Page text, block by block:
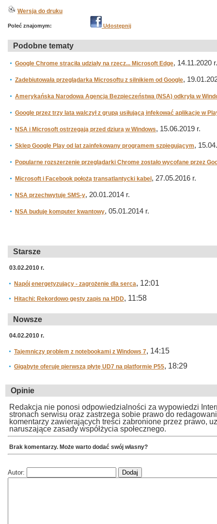
Wersja do druku
Poleć znajomym: Udostępnij
Podobne tematy
Google Chrome straciła udziały na rzecz... Microsoft Edge, 14.11.2020 r.
Zadebiutowała przeglądarka Microsoftu z silnikiem od Google,
Amerykańska Narodowa Agencja Bezpieczeństwa (NSA) odkryła w
Google przez trzy lata walczył z grupą usiłującą infekować aplikacje w
NSA i Microsoft ostrzegają przed dziurą w Windows, 15.06.2019 r.
Sklep Google Play od lat zainfekowany programem szpiegującym,
Popularne rozszerzenie przeglądarki Chrome zostało wycofane przez
Microsoft i Facebook położą transatlantycki kabel , 27.05.2016 r.
NSA przechwytuje SMS-y, 20.01.2014 r.
NSA buduje komputer kwantowy, 05.01.2014 r.
Starsze
03.02.2010 r.
Napój energetyzujący - zagrożenie dla serca, 12:01
Hitachi: Rekordowo gęsty zapis na HDD, 11:58
Nowsze
04.02.2010 r.
Tajemniczy problem z notebookami z Windows 7, 14:15
Gigabyte oferuje pierwszą płytę UD7 na platformie P55, 18:29
Opinie
Redakcja nie ponosi odpowiedzialności za wypowiedzi
stronach serwisu oraz zastrzega sobie prawo do
komentarzy zawierających treści zabronione przez prawo,
naruszające zasady współżycia społecznego.
Brak komentarzy. Może warto dodać swój własny?
Autor: